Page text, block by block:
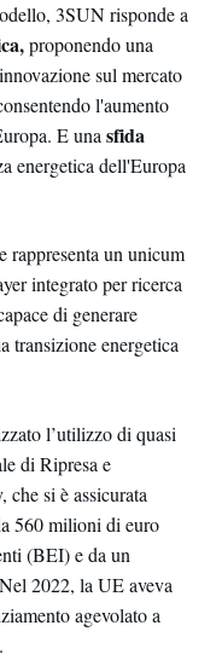
3SUN risponde a
proponendo una
sul mercato
l'aumento
E unasfida
energetica dell'Europa
rappresenta un unicum
integrato per ricerca
di generare
transizione energetica
l’utilizzo di quasi
di Ripresa e
si è assicurata
560 milioni di euro
(BEI) e da un
2022, la UE aveva
agevolato a